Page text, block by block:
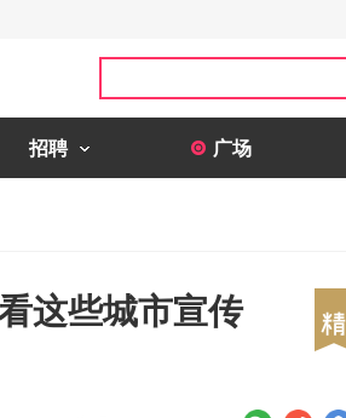
招聘 广场
这些城市宣传